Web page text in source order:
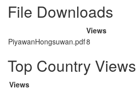
File Downloads
Views
PiyawanHongsuwan.pdf8
Top Country Views
Views